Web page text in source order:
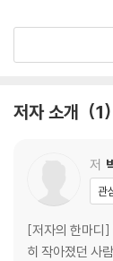
PART 2. 사회초년
*출발선이 다른 사
서른에 1억 모으기
이직도, 창업도 하
당신도 파이어족
| 당신의 실천 공간
PART 3. 자산관
저자 소개 1
저
관
[저자의 한마디]
히 작아졌던 사